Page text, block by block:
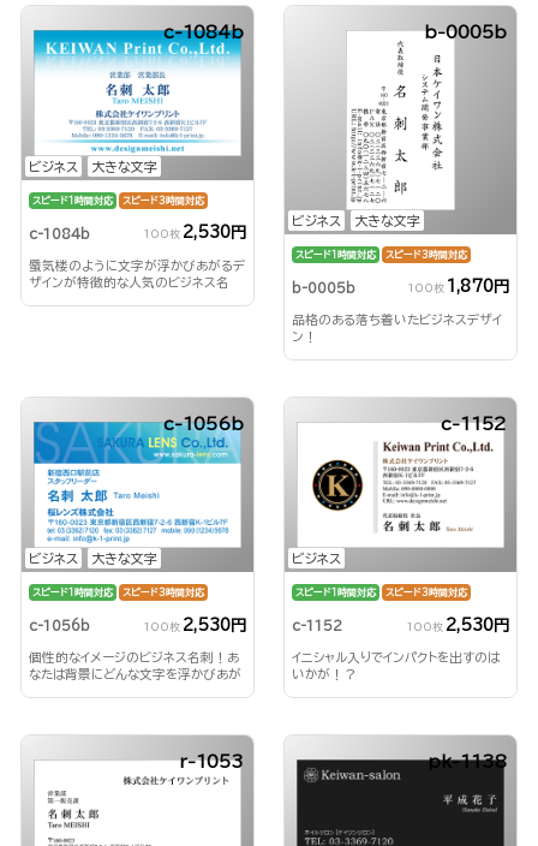
ビジネス 大きな文字
c-1084b
スピード1時間対応 スピード3時間対応
c-1084b 100枚 2,530円
蜃気楼のように文字が浮かびあがるデ
ザインが特徴的な人気のビジネス名
ビジネス 大きな文字
b-0005b
スピード1時間対応 スピード3時間対応
b-0005b 100枚 1,870円
品格のある落ち着いたビジネスデザイ
ン！
ビジネス 大きな文字
c-1056b
スピード1時間対応 スピード3時間対応
c-1056b 100枚 2,530円
個性的なイメージのビジネス名刺！あ
なたは背景にどんな文字を浮かびあが
ビジネス
c-1152
スピード1時間対応 スピード3時間対応
c-1152 100枚 2,530円
イニシャル入りでインパクトを出すのは
いかが！？
r-1053 pk-1138